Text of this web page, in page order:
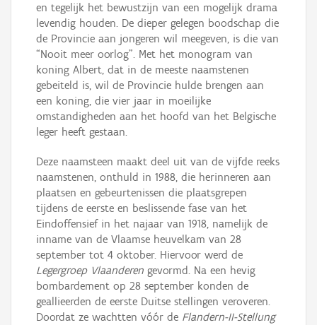
en tegelijk het bewustzijn van een mogelijk drama
levendig houden. De dieper gelegen boodschap die
de Provincie aan jongeren wil meegeven, is die van
“Nooit meer oorlog”. Met het monogram van
koning Albert, dat in de meeste naamstenen
gebeiteld is, wil de Provincie hulde brengen aan
een koning, die vier jaar in moeilijke
omstandigheden aan het hoofd van het Belgische
leger heeft gestaan.
Deze naamsteen maakt deel uit van de vijfde reeks
naamstenen, onthuld in 1988, die herinneren aan
plaatsen en gebeurtenissen die plaatsgrepen
tijdens de eerste en beslissende fase van het
Eindoffensief in het najaar van 1918, namelijk de
inname van de Vlaamse heuvelkam van 28
september tot 4 oktober. Hiervoor werd de
Legergroep Vlaanderen gevormd. Na een hevig
bombardement op 28 september konden de
geallieerden de eerste Duitse stellingen veroveren.
Doordat ze wachtten vóór de Flandern-II-Stellung